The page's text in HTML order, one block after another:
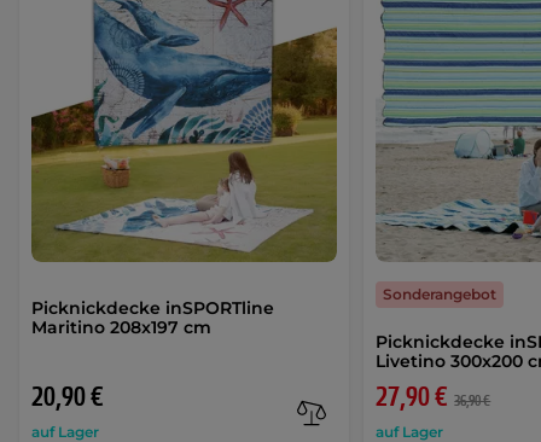
Picknickdecke inSPORTline
Maritino 208x197 cm
20,90 €
auf Lager
Picknickdecke
Livetino 300x200
27,90 € 36,90 €
auf Lager
Sonderangebot